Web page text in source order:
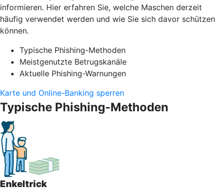
informieren. Hier erfahren Sie, welche Maschen derzeit
häufig verwendet werden und wie Sie sich davor schützen
können.
Typische Phishing-Methoden
Meistgenutzte Betrugskanäle
Aktuelle Phishing-Warnungen
Karte und Online-Banking sperren
Typische Phishing-Methoden
Enkeltrick